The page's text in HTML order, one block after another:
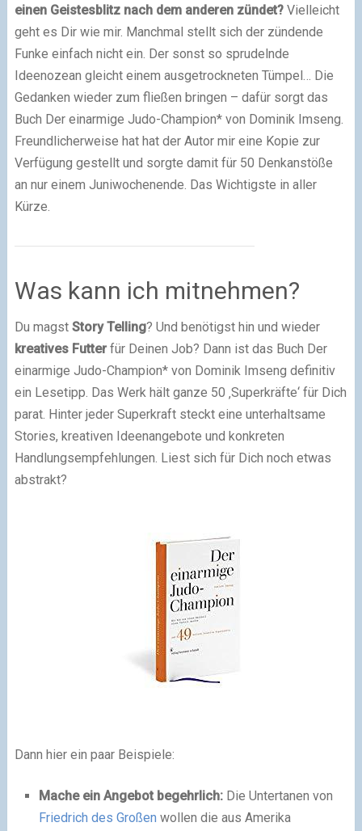
einen Geistesblitz nach dem anderen zündet?Vielleicht
geht es Dir wie mir. Manchmal stellt sich der zündende
Funke einfach nicht ein. Der sonst so sprudelnde
Ideenozean gleicht einem ausgetrockneten Tümpel… Die
Gedanken wieder zum fließen bringen – dafür sorgt das
Buch Der einarmige Judo-Champion* von Dominik Imseng.
Freundlicherweise hat hat der Autor mir eine Kopie zur
Verfügung gestellt und sorgte damit für 50 Denkanstöße
an nur einem Juniwochenende. Das Wichtigste in aller
Kürze.
Was kann ich mitnehmen?
Du magst Story Telling? Und benötigst hin und wieder
kreatives Futterfür Deinen Job? Dann ist das Buch Der
einarmige Judo-Champion* von Dominik Imseng definitiv
ein Lesetipp. Das Werk hält ganze 50 ‚Superkräfte‘ für Dich
parat. Hinter jeder Superkraft steckt eine unterhaltsame
Stories, kreativen Ideenangebote und konkreten
Handlungsempfehlungen. Liest sich für Dich noch etwas
abstrakt?
Dann hier ein paar Beispiele:
Mache ein Angebot begehrlich:Die Untertanen von
Friedrich des Großen wollen die aus Amerika